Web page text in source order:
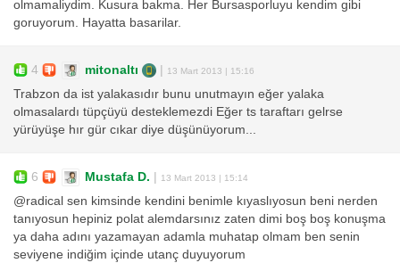
olmamaliydim. Kusura bakma. Her Bursasporluyu kendim gibi
goruyorum. Hayatta basarilar.
4 mitonaltı 13 Mart 2013 | 15:16
Trabzon da ist yalakasıdır bunu unutmayın eğer yalaka
olmasalardı tüpçüyü desteklemezdi Eğer ts taraftarı gelrse
yürüyüşe hır gür cıkar diye düşünüyorum...
6 Mustafa D. 13 Mart 2013 | 15:14
@radical sen kimsinde kendini benimle kıyaslıyosun beni nerden
tanıyosun hepiniz polat alemdarsınız zaten dimi boş boş konuşma
ya daha adını yazamayan adamla muhatap olmam ben senin
seviyene indiğim içinde utanç duyuyorum